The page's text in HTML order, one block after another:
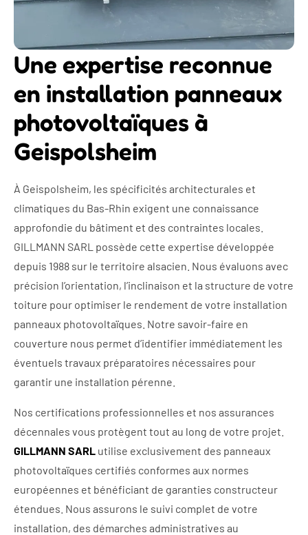
Une expertise reconnue
en installation panneaux
photovoltaïques à
Geispolsheim
À Geispolsheim, les spécificités architecturales et
climatiques du Bas-Rhin exigent une connaissance
approfondie du bâtiment et des contraintes locales.
GILLMANN SARL possède cette expertise développée
depuis 1988 sur le territoire alsacien. Nous évaluons avec
précision l’orientation, l’inclinaison et la structure de votre
toiture pour optimiser le rendement de votre installation
panneaux photovoltaïques. Notre savoir-faire en
couverture nous permet d’identifier immédiatement les
éventuels travaux préparatoires nécessaires pour
garantir une installation pérenne.
Nos certifications professionnelles et nos assurances
décennales vous protègent tout au long de votre projet.
GILLMANN SARL utilise exclusivement des panneaux
photovoltaïques certifiés conformes aux normes
européennes et bénéficiant de garanties constructeur
étendues. Nous assurons le suivi complet de votre
installation, des démarches administratives au